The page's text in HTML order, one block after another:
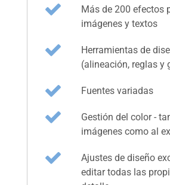
Más de 200 efectos
imágenes y textos
Herramientas de
(alineación, reglas y
Fuentes variadas
Gestión del color -
imágenes como al
Ajustes de diseño
editar todas las